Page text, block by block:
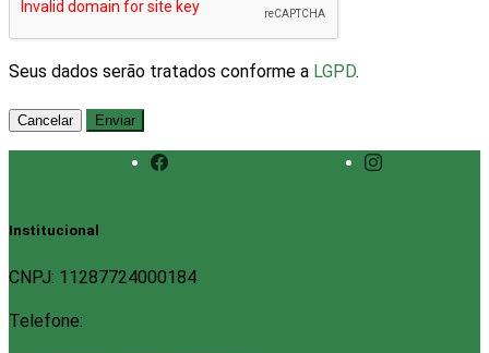
Seus dados serão tratados conforme a LGPD.
Cancelar Enviar
Institucional
CNPJ: 11287724000184
Telefone: